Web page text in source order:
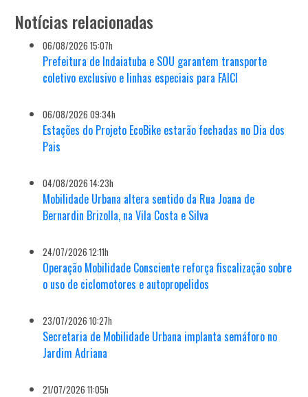
Notícias relacionadas
06/08/2026 15:07h
Prefeitura de Indaiatuba e SOU garantem transporte
coletivo exclusivo e linhas especiais para FAICI
06/08/2026 09:34h
Estações do Projeto EcoBike estarão fechadas no Dia dos
Pais
04/08/2026 14:23h
Mobilidade Urbana altera sentido da Rua Joana de
Bernardin Brizolla, na Vila Costa e Silva
24/07/2026 12:11h
Operação Mobilidade Consciente reforça fiscalização sobre
o uso de ciclomotores e autopropelidos
23/07/2026 10:27h
Secretaria de Mobilidade Urbana implanta semáforo no
Jardim Adriana
21/07/2026 11:05h